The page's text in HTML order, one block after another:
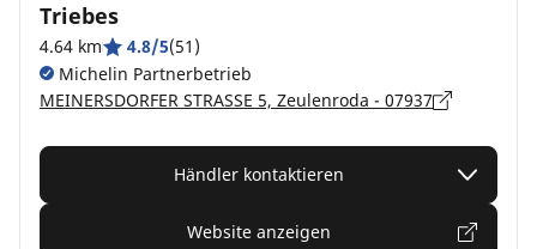
Triebes
4.64 km 4.8/5(51)
Michelin Partnerbetrieb
MEINERSDORFER STRASSE 5, Zeulenroda - 07937
Händler kontaktieren
Website anzeigen